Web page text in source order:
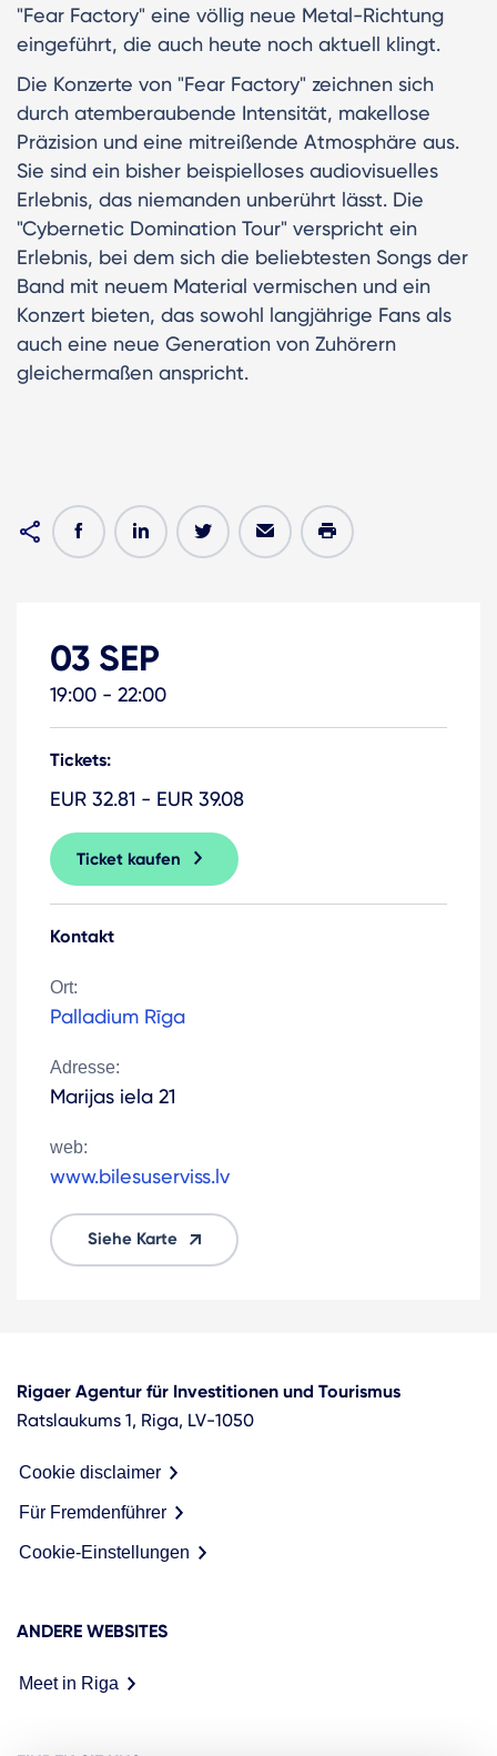
"Fear Factory" eine völlig neue Metal-Richtung
eingeführt, die auch heute noch aktuell klingt.
Die Konzerte von "Fear Factory" zeichnen sich
durch atemberaubende Intensität, makellose
Präzision und eine mitreißende Atmosphäre aus.
Sie sind ein bisher beispielloses audiovisuelles
Erlebnis, das niemanden unberührt lässt. Die
"Cybernetic Domination Tour" verspricht ein
Erlebnis, bei dem sich die beliebtesten Songs der
Band mit neuem Material vermischen und ein
Konzert bieten, das sowohl langjährige Fans als
auch eine neue Generation von Zuhörern
gleichermaßen anspricht.
03 SEP
19:00 - 22:00
Tickets:
EUR 32.81 - EUR 39.08
Ticket kaufen
Kontakt
Ort:
Palladium Rīga
Adresse:
Marijas iela 21
web:
www.bilesuserviss.lv
Siehe Karte
Rigaer Agentur für Investitionen und Tourismus
Ratslaukums 1, Riga, LV-1050
Cookie disclaimer
Für Fremdenführer
Cookie-Einstellungen
ANDERE WEBSITES
Meet in Riga